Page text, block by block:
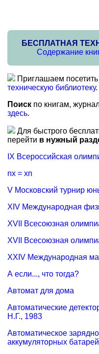
БЕСПЛАТНАЯ
Содержание
Приглашаем
техническую библиотеку.
Поиск по книгам,
здесь.
Для быстрого
перейти в нужный
IX Всероссийская
nx = xn
V Московский турнир
XIV Международная
XVII Всесоюзная
XVII Всесоюзная
XXIV Международная
А если..., что тогда?
Автомат для дома
Автоматические
Н.Г., 1983
Автоматическое
аккумуляторных батарей